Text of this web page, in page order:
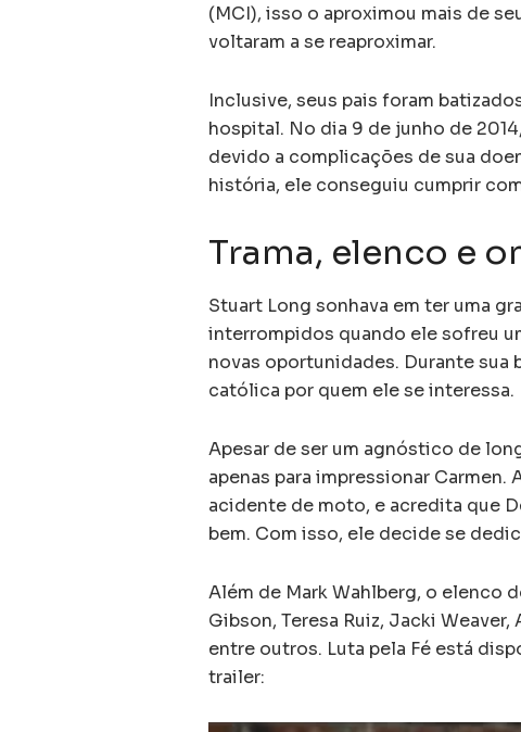
(MCI), isso o aproximou mais de
voltaram a se reaproximar.
Inclusive, seus pais foram
hospital. No dia 9 de junho de
devido a complicações de sua
história, ele conseguiu cumprir
Trama, elenco e
Stuart Long sonhava em ter uma
interrompidos quando ele sofreu
novas oportunidades. Durante sua
católica por quem ele se interessa.
Apesar de ser um agnóstico de
apenas para impressionar Carmen.
acidente de moto, e acredita que
bem. Com isso, ele decide se
Além de Mark Wahlberg, o elenco
Gibson, Teresa Ruiz, Jacki
entre outros. Luta pela Fé está
trailer: